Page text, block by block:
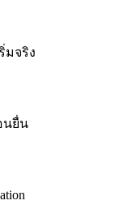
มจริง
นยื่น